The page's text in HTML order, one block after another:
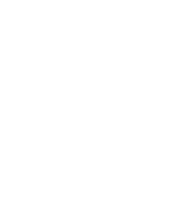
casi 30.000
Vithas Málaga
Mejoras del agua
sustituye una tubería